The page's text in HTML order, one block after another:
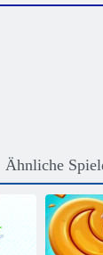
Ähnliche